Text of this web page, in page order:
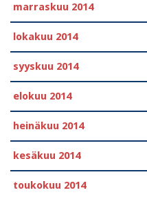
marraskuu 2014
lokakuu 2014
syyskuu 2014
elokuu 2014
heinäkuu 2014
kesäkuu 2014
toukokuu 2014